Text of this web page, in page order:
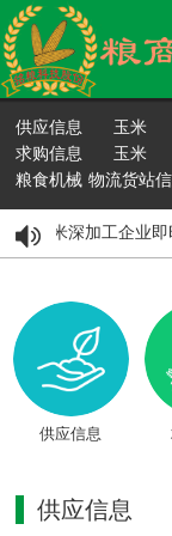
供应信息 玉米
求购信息
玉米
粮食机械 物流货站
内玉米深加工企业即
供应信息
供应信息